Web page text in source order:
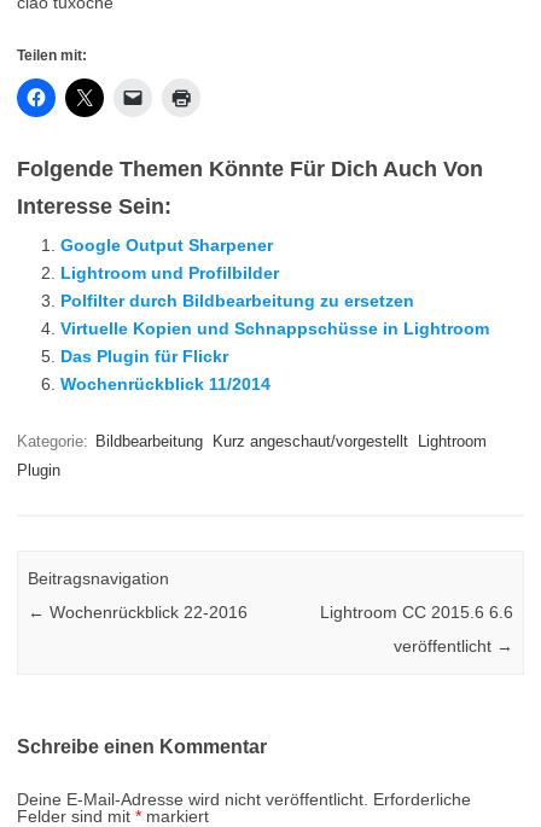
Teilen mit:
Folgende Themen Könnte Für Dich Auch Von
Interesse Sein:
Google Output Sharpener
Lightroom und Profilbilder
Polfilter durch Bildbearbeitung zu ersetzen
Virtuelle Kopien und Schnappschüsse in Lightroom
Das Plugin für Flickr
Wochenrückblick 11/2014
Kategorie: Bildbearbeitung Kurz angeschaut/vorgestellt
Lightroom
Plugin
Beitragsnavigation
← Wochenrückblick 22-2016
Lightroom CC 2015.6 6.6
veröffentlicht →
Schreibe einen Kommentar
Deine E-Mail-Adresse wird nicht veröffentlicht. Erforderliche
Felder sind mit * markiert